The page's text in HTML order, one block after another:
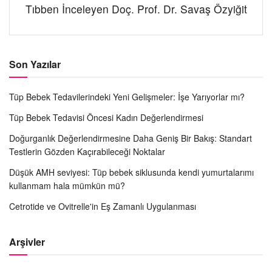
Tıbben İnceleyen Doç. Prof. Dr. Savaş Özyiğit
Son Yazılar
Tüp Bebek Tedavilerindeki Yeni Gelişmeler: İşe Yarıyorlar mı?
Tüp Bebek Tedavisi Öncesi Kadın Değerlendirmesi
Doğurganlık Değerlendirmesine Daha Geniş Bir Bakış: Standart
Testlerin Gözden Kaçırabileceği Noktalar
Düşük AMH seviyesi: Tüp bebek siklusunda kendi yumurtalarımı
kullanmam hala mümkün mü?
Cetrotide ve Ovitrelle'in Eş Zamanlı Uygulanması
Arşivler